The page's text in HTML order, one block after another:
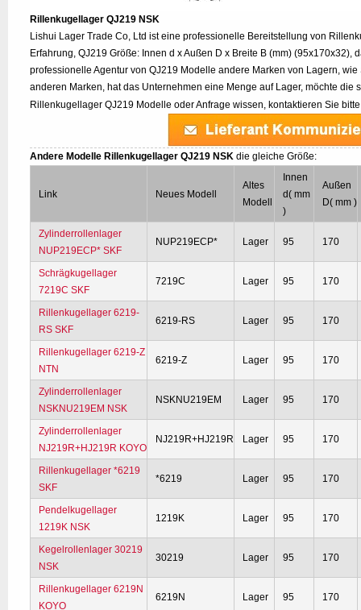
Rillenkugellager QJ219 NSK
Lishui Lager Trade Co, Ltd ist eine professionelle Bereitstellung von
Erfahrung, QJ219 Größe: Innen d x Außen D x Breite B (mm) (95x170x32),
professionelle Agentur von QJ219 Modelle andere Marken von Lagern, wie
anderen Marken, hat das Unternehmen eine Menge auf Lager, möchte die
Rillenkugellager QJ219 Modelle oder Anfrage wissen, kontaktieren Sie
Andere Modelle Rillenkugellager QJ219 NSK die gleiche Größe:
Link Neues Modell
Altes
Modell
Innen
d( mm
)
Außen
D( mm )
Zylinderrollenlager
NUP219ECP* SKF
NUP219ECP* Lager 95 170
Schrägkugellager
7219C SKF
7219C Lager 95 170
Rillenkugellager 6219-
RS SKF
6219-RS Lager 95 170
Rillenkugellager 6219-Z
NTN
6219-Z Lager 95 170
Zylinderrollenlager
NSKNU219EM NSK
NSKNU219EM Lager 95 170
Zylinderrollenlager
NJ219R+HJ219R KOYO
NJ219R+HJ219R Lager 95 170
Rillenkugellager *6219
SKF
*6219 Lager 95 170
Pendelkugellager
1219K NSK
1219K Lager 95 170
Kegelrollenlager 30219
NSK
30219 Lager 95 170
Rillenkugellager 6219N
KOYO
6219N Lager 95 170